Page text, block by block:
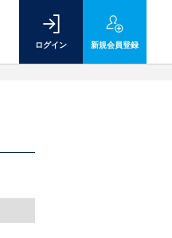
ログイン 新規会員登録